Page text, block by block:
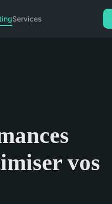
Services
vos